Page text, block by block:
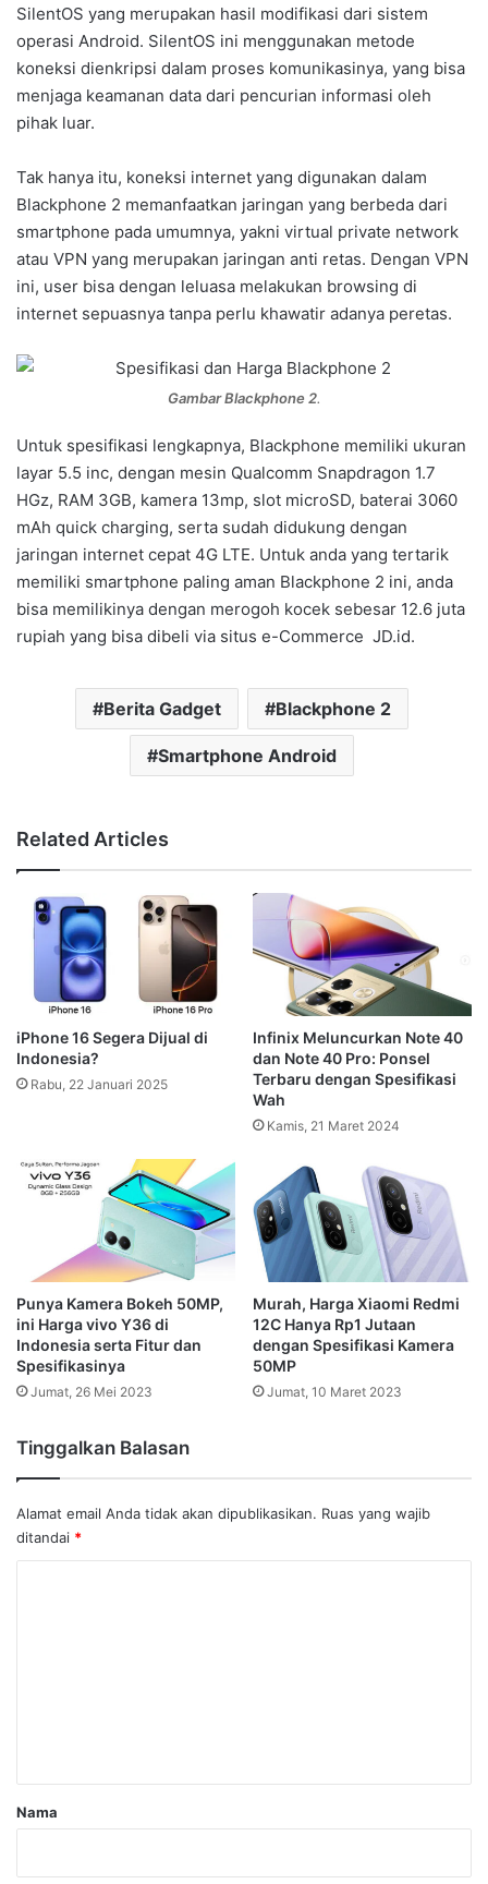
SilentOS yang merupakan hasil modifikasi dari sistem
operasi Android. SilentOS ini menggunakan metode
koneksi dienkripsi dalam proses komunikasinya, yang bisa
menjaga keamanan data dari pencurian informasi oleh
pihak luar.
Tak hanya itu, koneksi internet yang digunakan dalam
Blackphone 2 memanfaatkan jaringan yang berbeda dari
smartphone pada umumnya, yakni virtual private network
atau VPN yang merupakan jaringan anti retas. Dengan VPN
ini, user bisa dengan leluasa melakukan browsing di
internet sepuasnya tanpa perlu khawatir adanya peretas.
Gambar Blackphone 2.
Untuk spesifikasi lengkapnya, Blackphone memiliki ukuran
layar 5.5 inc, dengan mesin Qualcomm Snapdragon 1.7
HGz, RAM 3GB, kamera 13mp, slot microSD, baterai 3060
mAh quick charging, serta sudah didukung dengan
jaringan internet cepat 4G LTE. Untuk anda yang tertarik
memiliki smartphone paling aman Blackphone 2 ini, anda
bisa memilikinya dengan merogoh kocek sebesar 12.6 juta
rupiah yang bisa dibeli via situs e-Commerce JD.id.
Berita Gadget Blackphone 2
Smartphone Android
Related Articles
iPhone 16 Segera Dijual di
Indonesia?
Rabu, 22 Januari 2025
Infinix Meluncurkan Note 40
dan Note 40 Pro: Ponsel
Terbaru dengan Spesifikasi
Wah
Kamis, 21 Maret 2024
Punya Kamera Bokeh 50MP,
ini Harga vivo Y36 di
Indonesia serta Fitur dan
Spesifikasinya
Jumat, 26 Mei 2023
Murah, Harga Xiaomi Redmi
12C Hanya Rp1 Jutaan
dengan Spesifikasi Kamera
50MP
Jumat, 10 Maret 2023
Tinggalkan Balasan
Alamat email Anda tidak akan dipublikasikan. Ruas yang wajib
ditandai *
r
Nama